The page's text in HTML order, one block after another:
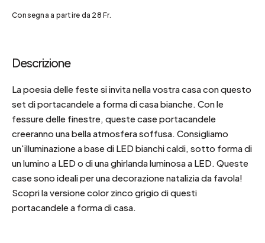
Consegna a partire da 28 Fr.
Descrizione
La poesia delle feste si invita nella vostra casa con questo
set di portacandele a forma di casa bianche. Con le
fessure delle finestre, queste case portacandele
creeranno una bella atmosfera soffusa. Consigliamo
un'illuminazione a base di LED bianchi caldi, sotto forma di
un lumino a LED o di una ghirlanda luminosa a LED. Queste
case sono ideali per una decorazione natalizia da favola!
Scopri la versione color zinco grigio di questi
portacandele a forma di casa.